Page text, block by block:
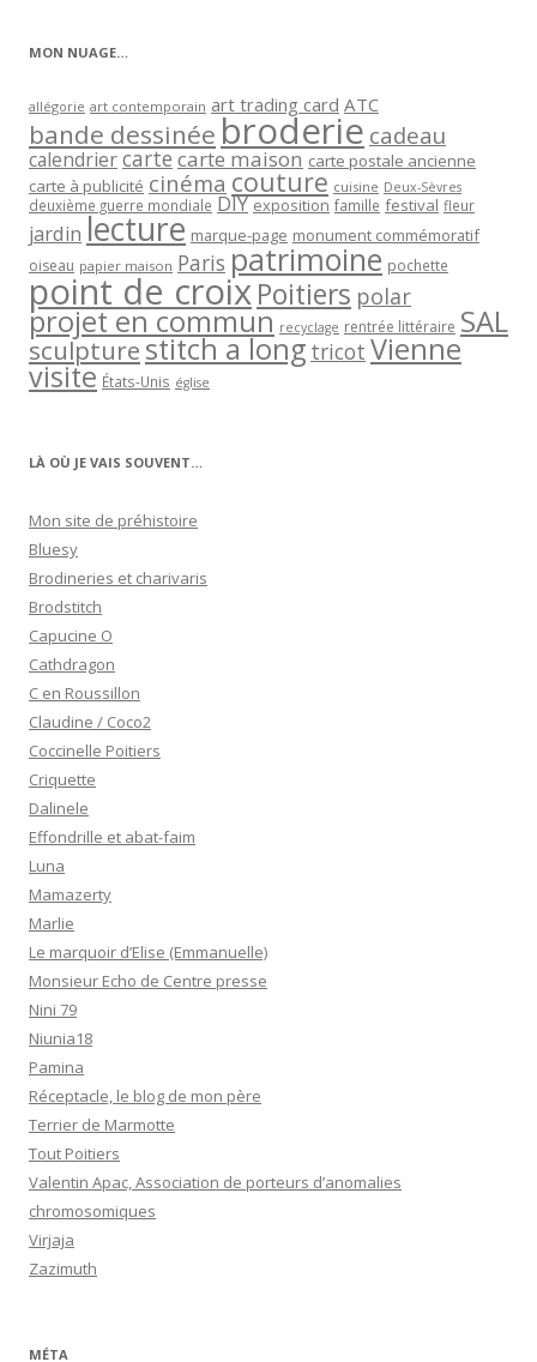
MON NUAGE…
allégorie art contemporain art trading card ATC
bande dessinée broderie cadeau
calendriercartecarte maison carte postale ancienne
carte à publicité cinéma couture cuisine Deux-Sèvres
deuxième guerre mondiale DIY exposition famille festival fleur
jardin lecture marque-page monument commémoratif
oiseau papier maison Paris patrimoine pochette
point de croixPoitiers polar
projet en commun recyclage rentrée littéraire SAL
sculpturestitch a long tricot Vienne
visite États-Unis église
LÀ OÙ JE VAIS SOUVENT…
Mon site de préhistoire
Bluesy
Brodineries et charivaris
Brodstitch
Capucine O
Cathdragon
C en Roussillon
Claudine / Coco2
Coccinelle Poitiers
Criquette
Dalinele
Effondrille et abat-faim
Luna
Mamazerty
Marlie
Le marquoir d’Elise (Emmanuelle)
Monsieur Echo de Centre presse
Nini 79
Niunia18
Pamina
Réceptacle, le blog de mon père
Terrier de Marmotte
Tout Poitiers
Valentin Apac, Association de porteurs d’anomalies
chromosomiques
Virjaja
Zazimuth
MÉTA